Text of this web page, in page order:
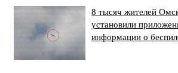
8 тысяч жителей
установили
информации о